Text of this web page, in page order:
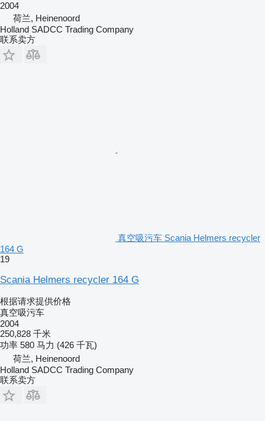
2004
荷兰, Heinenoord
Holland SADCC Trading Company
联系卖方
真空吸污车 Scania Helmers recycler
164 G
19
Scania Helmers recycler 164 G
根据请求提供价格
真空吸污车
2004
250,828 千米
功率 580 马力 (426 千瓦)
荷兰, Heinenoord
Holland SADCC Trading Company
联系卖方